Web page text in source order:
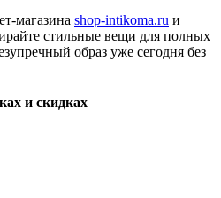
магазина shop-intikoma.ru и
стильные вещи для полных
образ уже сегодня без
и скидках